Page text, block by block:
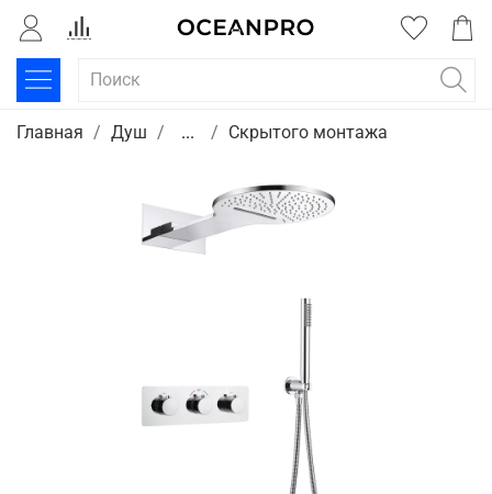
Главная Душ ... Скрытого монтажа